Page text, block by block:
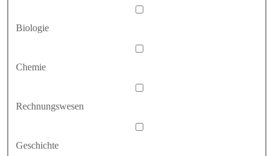
Biologie
Chemie
Rechnungswesen
Geschichte